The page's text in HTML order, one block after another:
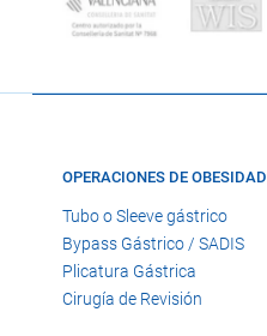
OPERACIONES DE OBESIDAD
Tubo o Sleeve gástrico
Bypass Gástrico / SADIS
Plicatura Gástrica
Cirugía de Revisión